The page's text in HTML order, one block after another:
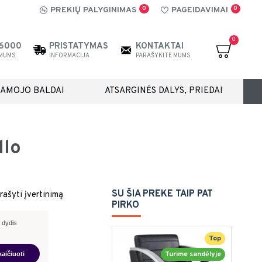
PREKIŲ PALYGINIMAS 0 PAGEIDAVIMAI 0
PRISTATYMAS
INFORMACIJA
KONTAKTAI
PARAŠYKITE MUMS
0
BALDAI ATSARGINĖS DALYS, PRIEDAI
įvertinimą
dydis
SU ŠIA PREKE TAIP PAT
PIRKO
Top
Turime sandėlyje